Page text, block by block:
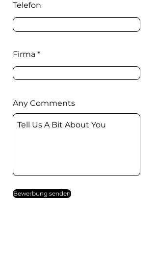
Telefon
Firma
Any Comments
Bewerbung senden